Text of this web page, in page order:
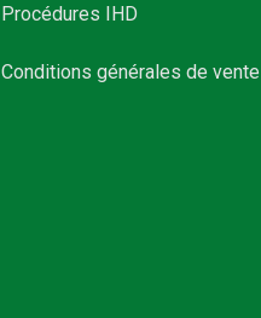
Procédures IHD
Conditions générales de vente